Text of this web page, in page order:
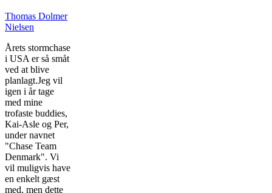
Thomas Dolmer
Nielsen
Årets stormchase
i USA er så småt
ved at blive
planlagt.Jeg vil
igen i år tage
med mine
trofaste buddies,
Kai-Asle og Per,
under navnet
"Chase Team
Denmark". Vi
vil muligvis have
en enkelt gæst
med, men dette